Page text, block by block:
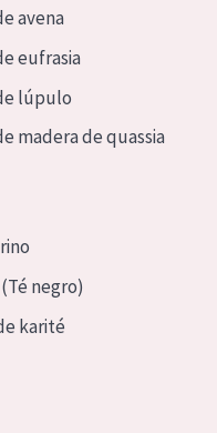
avena
eufrasia
lúpulo
madera de quassia
negro)
karité